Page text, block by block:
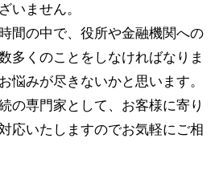
いません。
間の中で、役所や金融機関への
多くのことをしなければなりま
悩みが尽きないかと思います。
の専門家として、お客様に寄り
応いたしますのでお気軽にご相